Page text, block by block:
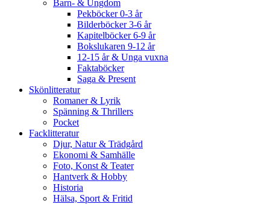
Barn- & Ungdom
Pekböcker 0-3 år
Bilderböcker 3-6 år
Kapitelböcker 6-9 år
Bokslukaren 9-12 år
12-15 år & Unga vuxna
Faktaböcker
Saga & Present
Skönlitteratur
Romaner & Lyrik
Spänning & Thrillers
Pocket
Facklitteratur
Djur, Natur & Trädgård
Ekonomi & Samhälle
Foto, Konst & Teater
Hantverk & Hobby
Historia
Hälsa, Sport & Fritid